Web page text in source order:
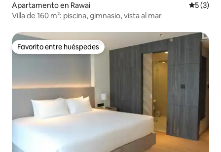
Apartamento en Rawai
5 (3)
Villa de 160 m²: piscina, gimnasio, vista al mar
Favorito entre huéspedes
Favorito entre huéspedes